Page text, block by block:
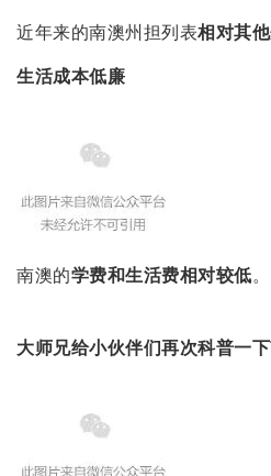
近年来的南澳州担列表相对其
生活成本低廉
南澳的学费和生活费相对较低。
大师兄给小伙伴们再次科普一